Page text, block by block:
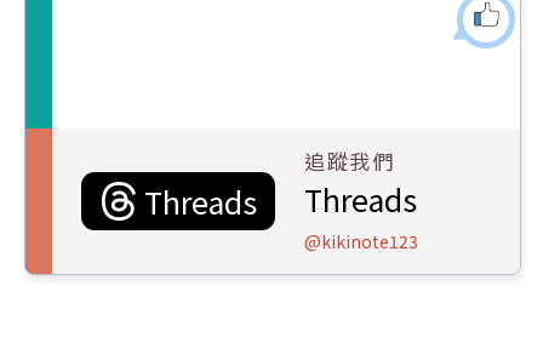
Threads
追蹤我們
Threads
@kikinote123